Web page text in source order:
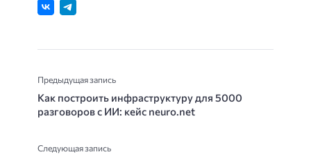
Предыдущая запись
Как построить инфраструктуру для 5000
разговоров с ИИ: кейс neuro.net
Следующая запись